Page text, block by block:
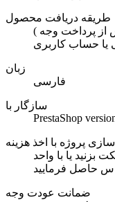
طریقه دریافت محصول
( آنی پس از پرداخت وجه ) قابل دانلود از طریق ایمیل ثبت
یا حساب کاربری
زبان
فارسی
سازگار با
PrestaShop
پروژه با اخذ هزینه
یا با واحد
ضمانت عودت وجه